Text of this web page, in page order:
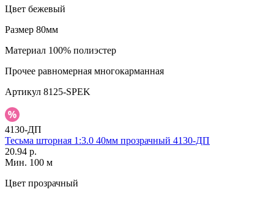
Цвет бежевый
Размер 80мм
Материал 100% полиэстер
Прочее равномерная многокарманная
Артикул 8125-SPEK
4130-ДП
Тесьма шторная 1:3.0 40мм прозрачный 4130-ДП
20.94 р.
Мин. 100 м
Цвет прозрачный